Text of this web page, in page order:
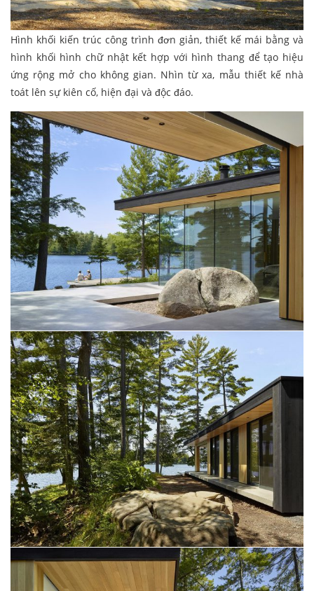
Hình khối kiến trúc công trình đơn giản, thiết kế mái bằng và
hình khối hình chữ nhật kết hợp với hình thang để tạo hiệu
ứng rộng mở cho không gian. Nhìn từ xa, mẫu thiết kế nhà
toát lên sự kiên cố, hiện đại và độc đáo.